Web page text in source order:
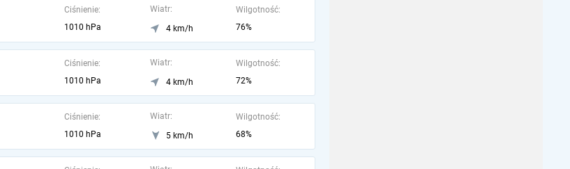
Ciśnienie:
1010 hPa
Wiatr:
4 km/h
Wilgotność:
76%
Ciśnienie:
1010 hPa
Wiatr:
4 km/h
Wilgotność:
72%
Ciśnienie:
1010 hPa
Wiatr:
5 km/h
Wilgotność:
68%